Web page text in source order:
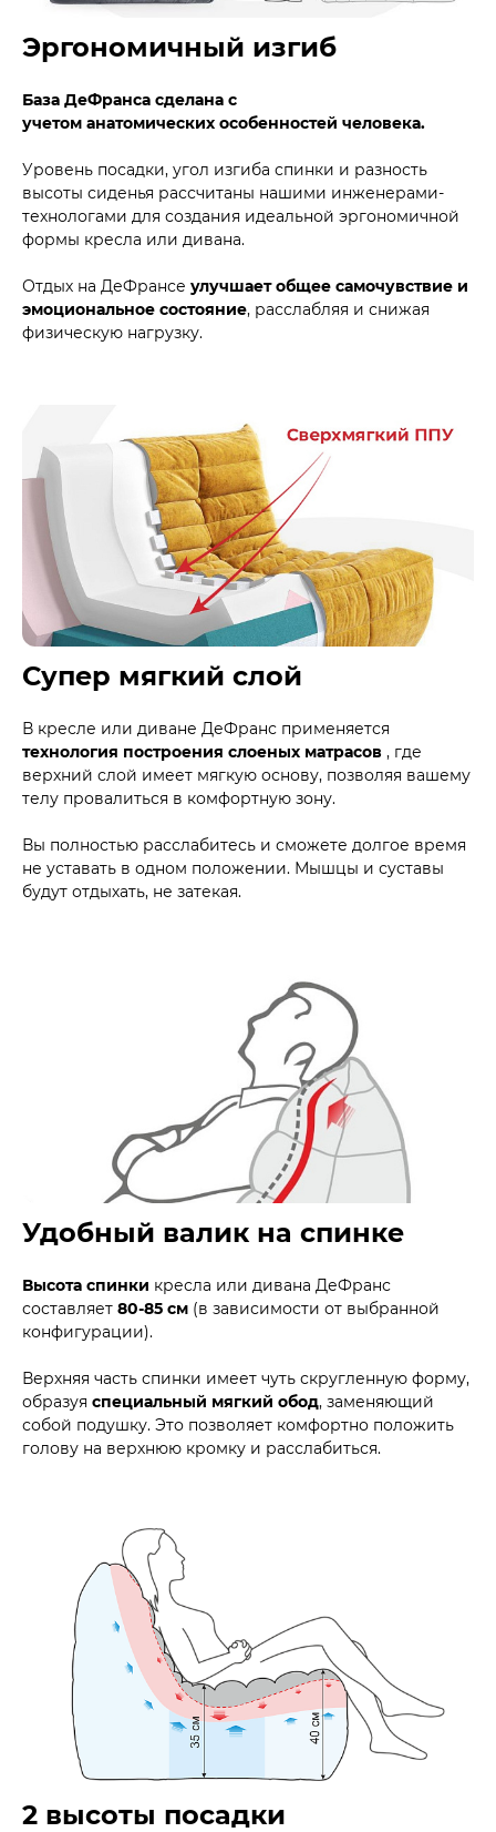
Эргономичный изгиб
База ДеФранса сделана с
учетом анатомических особенностей человека.
Уровень посадки, угол изгиба спинки и разность
высоты сиденья рассчитаны нашими инженерами-
технологами для создания идеальной эргономичной
формы кресла или дивана.
Отдых на ДеФрансе улучшает общее самочувствие и
эмоциональное состояние, расслабляя и снижая
физическую нагрузку.
Супер мягкий слой
В кресле или диване ДеФранс применяется
технология построения слоеных матрасов , где
верхний слой имеет мягкую основу, позволяя вашему
телу провалиться в комфортную зону.
Вы полностью расслабитесь и сможете долгое время
не уставать в одном положении. Мышцы и суставы
будут отдыхать, не затекая.
Удобный валик на спинке
Высота спинки кресла или дивана ДеФранс
составляет 80-85 см (в зависимости от выбранной
конфигурации).
Верхняя часть спинки имеет чуть скругленную форму,
образуя специальный мягкий обод, заменяющий
собой подушку. Это позволяет комфортно положить
голову на верхнюю кромку и расслабиться.
2 высоты посадки